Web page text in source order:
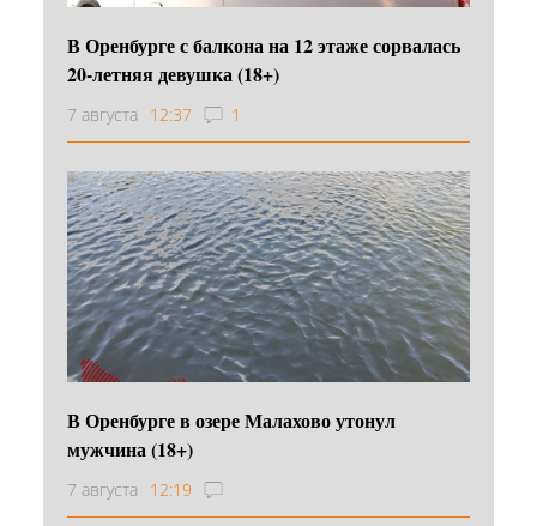
В Оренбурге с балкона на 12 этаже сорвалась
20-летняя девушка (18+)
7 августа 12:37 1
В Оренбурге в озере Малахово утонул
мужчина (18+)
7 августа 12:19